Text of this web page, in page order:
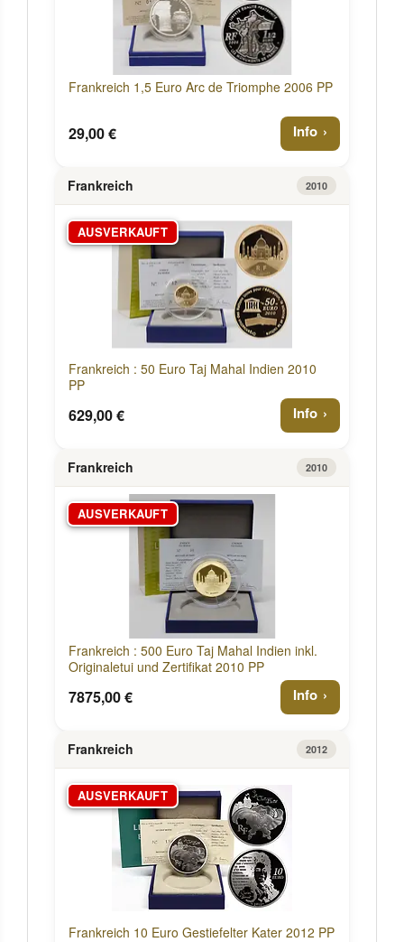
Frankreich 1,5 Euro Arc de Triomphe 2006 PP
29,00 € Info
Frankreich 2010
AUSVERKAUFT
Frankreich : 50 Euro Taj Mahal Indien 2010
PP
629,00 € Info
Frankreich 2010
AUSVERKAUFT
Frankreich : 500 Euro Taj Mahal Indien inkl.
Originaletui und Zertifikat 2010 PP
7875,00 € Info
Frankreich 2012
AUSVERKAUFT
Frankreich 10 Euro Gestiefelter Kater 2012 PP